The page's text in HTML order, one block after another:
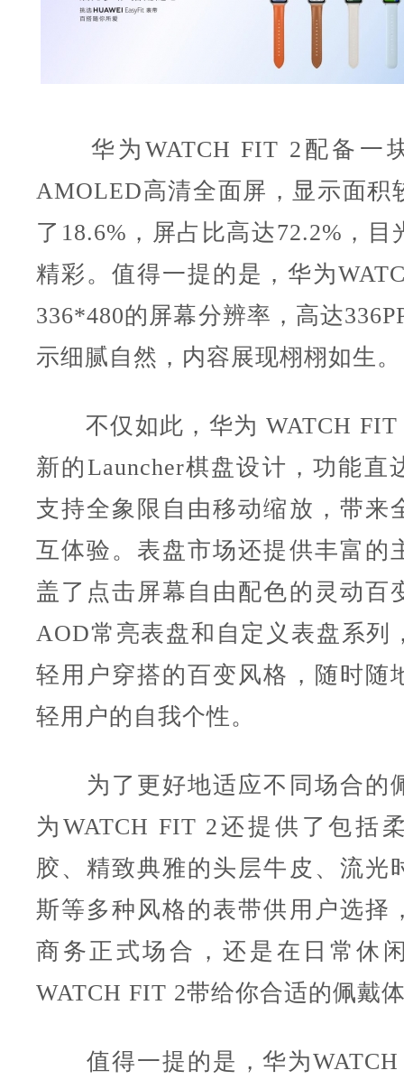
华为WATCH FIT 2配备一
AMOLED高清全面屏，显示面积
了18.6%，屏占比高达72.2%，目
精彩。值得一提的是，华为
336*480的屏幕分辨率，高达
示细腻自然，内容展现栩栩如生。
不仅如此，华为 WATCH FIT
新的Launcher棋盘设计，功能直
支持全象限自由移动缩放，带来
互体验。表盘市场还提供丰富的
盖了点击屏幕自由配色的灵动百
AOD常亮表盘和自定义表盘系列
轻用户穿搭的百变风格，随时随
轻用户的自我个性。
为了更好地适应不同场合的
为WATCH FIT 2还提供了包括
胶、精致典雅的头层牛皮、流光
斯等多种风格的表带供用户选择
商务正式场合，还是在日常休
WATCH FIT 2带给你合适的佩戴
值得一提的是，华为WATCH